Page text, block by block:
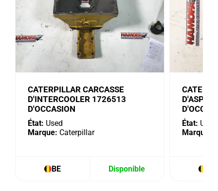
CATERPILLAR CARCASSE
D'INTERCOOLER 1726513
D'OCCASION
État: Used
Marque: Caterpillar
BE Disponible
État: Used
Marque: